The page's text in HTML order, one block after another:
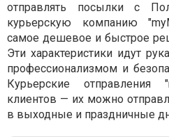
отправлять посылки с
курьерскую компанию
самое дешевое и быстрое
Эти характеристики идут
профессионализмом и
Курьерские отправления
клиентов — их можно
в выходные и праздничные